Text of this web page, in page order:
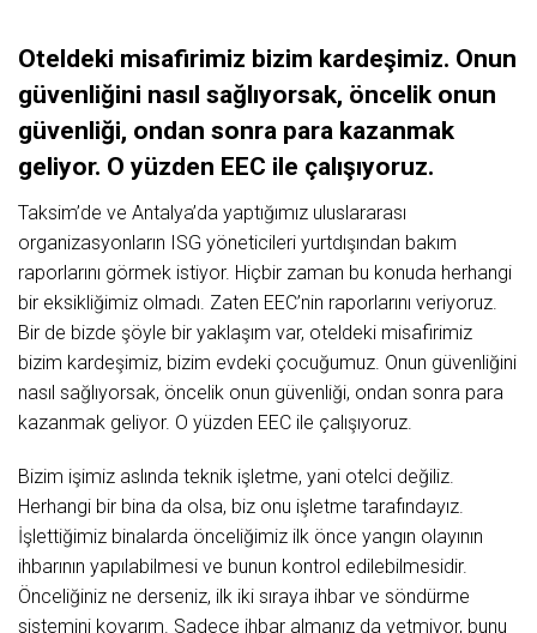
Oteldeki misafirimiz bizim kardeşimiz. Onun
güvenliğini nasıl sağlıyorsak, öncelik onun
güvenliği, ondan sonra para kazanmak
geliyor. O yüzden EEC ile çalışıyoruz.
Taksim’de ve Antalya’da yaptığımız uluslararası
organizasyonların ISG yöneticileri yurtdışından bakım
raporlarını görmek istiyor. Hiçbir zaman bu konuda herhangi
bir eksikliğimiz olmadı. Zaten EEC’nin raporlarını veriyoruz.
Bir de bizde şöyle bir yaklaşım var, oteldeki misafirimiz
bizim kardeşimiz, bizim evdeki çocuğumuz. Onun güvenliğini
nasıl sağlıyorsak, öncelik onun güvenliği, ondan sonra para
kazanmak geliyor. O yüzden EEC ile çalışıyoruz.
Bizim işimiz aslında teknik işletme, yani otelci değiliz.
Herhangi bir bina da olsa, biz onu işletme tarafındayız.
İşlettiğimiz binalarda önceliğimiz ilk önce yangın olayının
ihbarının yapılabilmesi ve bunun kontrol edilebilmesidir.
Önceliğiniz ne derseniz, ilk iki sıraya ihbar ve söndürme
sistemini koyarım. Sadece ihbar almanız da yetmiyor, bunu